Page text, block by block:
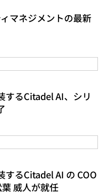
マネジメントの最新
するCitadel AI、シリ
するCitadel AI の COO
威人が就任